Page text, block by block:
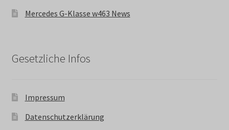
Mercedes G-Klasse w463 News
Gesetzliche Infos
Impressum
Datenschutzerklärung